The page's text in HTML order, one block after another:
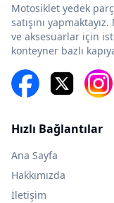
Motosiklet yedek
satışını
ve aksesuarlar için
konteyner bazlı
Hızlı Bağlantılar
Ana Sayfa
Hakkımızda
İletişim